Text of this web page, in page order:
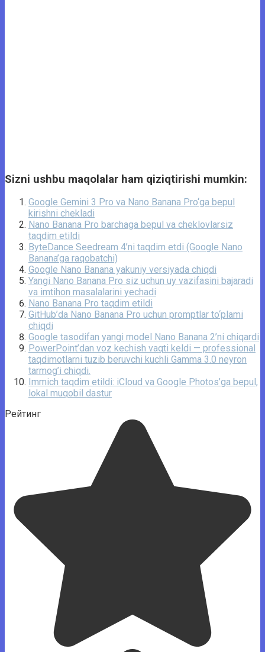
Sizni ushbu maqolalar ham qiziqtirishi mumkin:
Google Gemini 3 Pro va Nano Banana Pro‘ga bepul
kirishni chekladi
Nano Banana Pro barchaga bepul va cheklovlarsiz
taqdim etildi
ByteDance Seedream 4’ni taqdim etdi (Google Nano
Banana’ga raqobatchi)
Google Nano Banana yakuniy versiyada chiqdi
Yangi Nano Banana Pro siz uchun uy vazifasini bajaradi
va imtihon masalalarini yechadi
Nano Banana Pro taqdim etildi
GitHub’da Nano Banana Pro uchun promptlar to‘plami
chiqdi
Google tasodifan yangi model Nano Banana 2’ni chiqardi
PowerPoint’dan voz kechish vaqti keldi — professional
taqdimotlarni tuzib beruvchi kuchli Gamma 3.0 neyron
tarmog’i chiqdi.
Immich taqdim etildi: iCloud va Google Photos’ga bepul,
lokal muqobil dastur
Рейтинг